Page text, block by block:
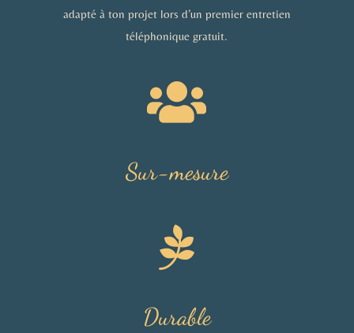
adapté à ton projet lors d’un premier entretien
téléphonique gratuit.

Sur-mesure

Durable